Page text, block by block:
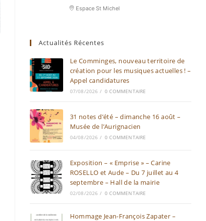
Espace St Michel
Actualités Récentes
Le Comminges, nouveau territoire de
création pour les musiques actuelles ! –
Appel candidatures
07/08/2026 / 0 COMMENTAIRE
31 notes d’été – dimanche 16 août –
Musée de l’Aurignacien
04/08/2026 / 0 COMMENTAIRE
Exposition – « Emprise » – Carine
ROSELLO et Aude – Du 7 juillet au 4
septembre – Hall de la mairie
02/08/2026 / 0 COMMENTAIRE
Hommage Jean-François Zapater –